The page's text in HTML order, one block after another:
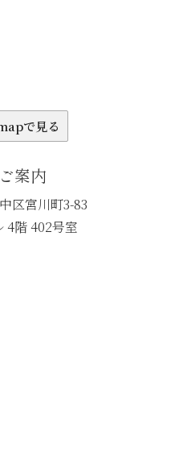
で見る
案内
区宮川町3-83
4階 402号室